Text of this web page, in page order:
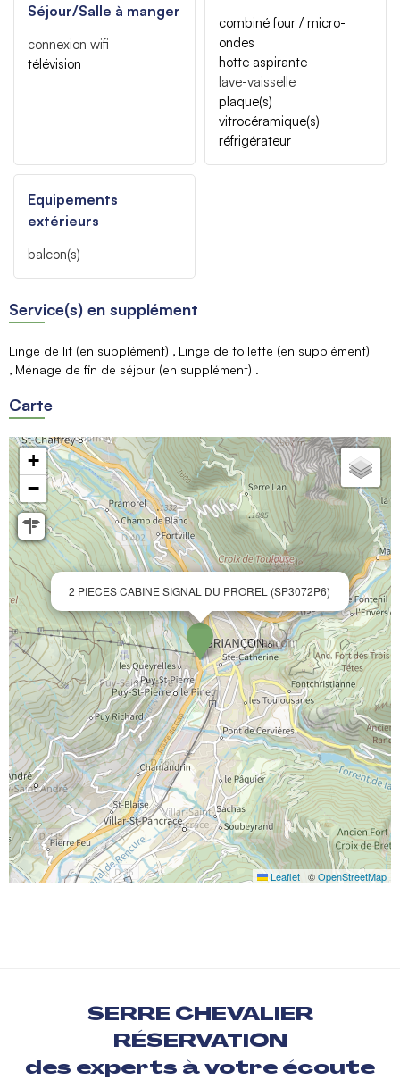
Séjour/Salle à manger
connexion wifi
télévision
combiné four / micro-
ondes
hotte aspirante
lave-vaisselle
plaque(s)
vitrocéramique(s)
réfrigérateur
Equipements
extérieurs
balcon(s)
Service(s) en supplément
Linge de lit (en supplément)
Linge de toilette (en supplément)
Ménage de fin de séjour (en supplément)
Carte
2 PIECES CABINE SIGNAL DU PROREL (SP3072P6)
+
−
Leaflet | ©OpenStreetMap
SERRE CHEVALIER
RÉSERVATION
des experts à votre écoute